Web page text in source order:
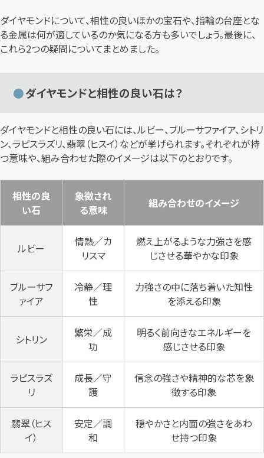
ダイヤモンドについて、相性の良いほかの宝石や、指輪の台座とな
る金属は何が適しているのか気になる方も多いでしょう。最後に、
これら2つの疑問についてまとめました。
ダイヤモンドと相性の良い石は？
ダイヤモンドと相性の良い石には、ルビー、ブルーサファイア、シトリ
ン、ラピスラズリ、翡翠（ヒスイ）などが挙げられます。それぞれが持
つ意味や、組み合わせた際のイメージは以下のとおりです。
相性の良
い石
象徴され
る意味
組み合わせのイメージ
ルビー
情熱／カ
リスマ
燃え上がるような力強さを感
じさせる華やかな印象
ブルーサフ
ァイア
冷静／理
性
力強さの中に落ち着いた知性
を添える印象
シトリン
繁栄／成
功
明るく前向きなエネルギーを
感じさせる印象
ラピスラズ
リ
成長／守
護
信念の強さや精神的な芯を象
徴する印象
翡翠（ヒス
イ）
安定／調
和
穏やかさと内面の強さをあわ
せ持つ印象